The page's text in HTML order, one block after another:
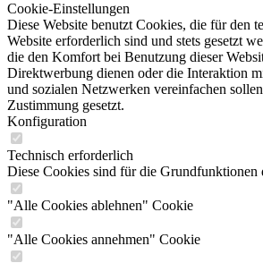
Cookie-Einstellungen
Diese Website benutzt Cookies, die für den
Website erforderlich sind und stets gesetzt
die den Komfort bei Benutzung dieser
Direktwerbung dienen oder die Interaktion
und sozialen Netzwerken vereinfachen
Zustimmung gesetzt.
Konfiguration
Technisch erforderlich
Diese Cookies sind für die Grundfunktionen
"Alle Cookies ablehnen" Cookie
"Alle Cookies annehmen" Cookie